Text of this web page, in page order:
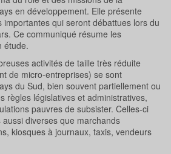
en développement. Elle présente
importantes qui seront débattues lors du
Ce communiqué résume les
étude.
activités de taille très réduite
de micro-entreprises) se sont
du Sud, bien souvent partiellement ou
règles législatives et administratives,
pauvres de subsister. Celles-ci
diverses que marchands
kiosques à journaux, taxis, vendeurs